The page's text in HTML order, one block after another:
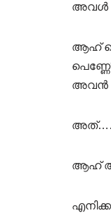
അവൾ
ആഹ്
അവൻ
ആഹ് അത്